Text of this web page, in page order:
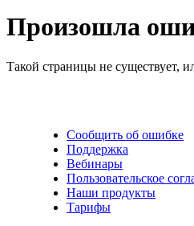
Произошла
Такой страницы не существует,
Сообщить об ошибке
Поддержка
Вебинары
Пользовательское
Наши продукты
Тарифы